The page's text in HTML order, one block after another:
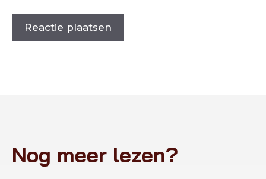
Nog meer lezen?